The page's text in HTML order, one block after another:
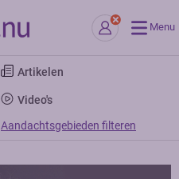
Menu
Artikelen
Video's
Aandachtsgebieden filteren